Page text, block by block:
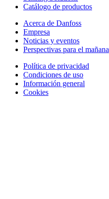
Catálogo de productos
Acerca de Danfoss
Empresa
Noticias y eventos
Perspectivas para el mañana
Política de privacidad
Condiciones de uso
Información general
Cookies